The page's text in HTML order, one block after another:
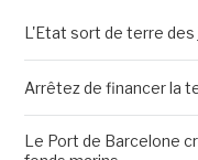
L'Etat sort de terre
Arrêtez de financer la
Le Port de Barcelone